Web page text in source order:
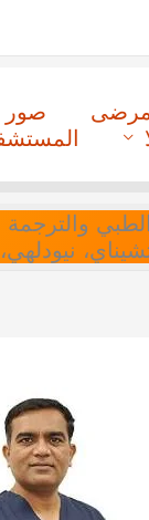
صور
تشيناي،